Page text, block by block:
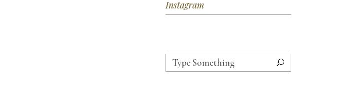
Instagram
Search
for: